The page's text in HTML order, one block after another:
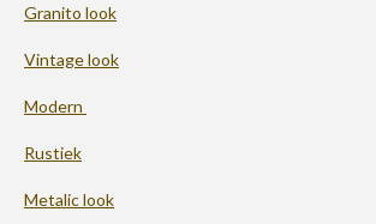
Granito look
Vintage look
Modern
Rustiek
Metalic look